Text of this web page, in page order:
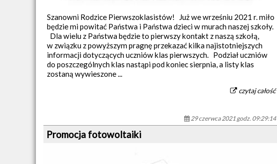
Szanowni Rodzice Pierwszoklasistów! Już we wrześniu 2021 r. miło
będzie mi powitać Państwa i Państwa dzieci w murach naszej szkoły.
Dla wielu z Państwa będzie to pierwszy kontakt z naszą szkołą,
w związku z powyższym pragnę przekazać kilka najistotniejszych
informacji dotyczących uczniów klas pierwszych. Podział uczniów
do poszczególnych klas nastąpi pod koniec sierpnia, a listy klas
zostaną wywieszone ...
czytaj całość
29 czerwca 2021 godz. 09:29:14
Promocja fotowoltaiki